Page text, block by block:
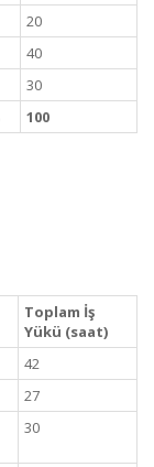
20
40
30
100
Toplam İş
Yükü (saat)
42
27
30